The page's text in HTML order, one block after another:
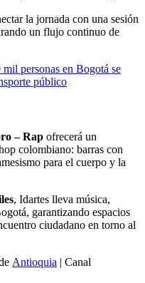
la jornada con una sesión
un flujo continuo de
personas en Bogotá se
público
– Rap ofrecerá un
colombiano: barras con
para el cuerpo y la
, Idartes lleva música,
garantizando espacios
ciudadano en torno al
Antioquia | Canal